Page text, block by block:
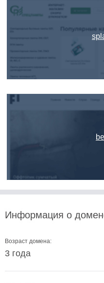
Информация о
Возраст домена:
3 года